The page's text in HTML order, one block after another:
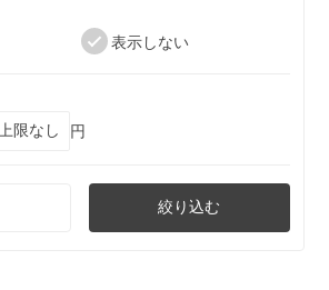
表示しない
円
絞り込む